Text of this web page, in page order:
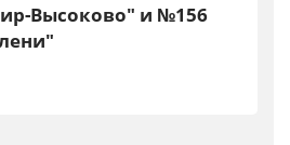
Высоково" и №156